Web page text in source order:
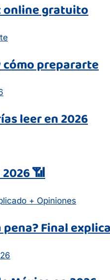
online gratuito
cómo prepararte
leer en 2026
📶
Final